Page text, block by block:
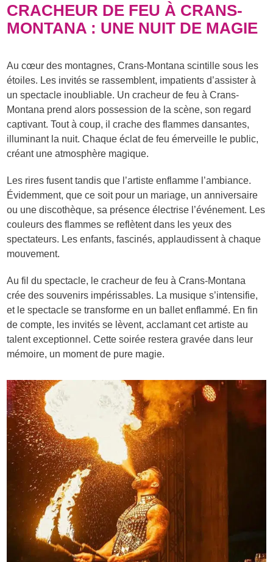
CRACHEUR DE FEU À CRANS-
MONTANA : UNE NUIT DE MAGIE
Au cœur des montagnes, Crans-Montana scintille sous les
étoiles. Les invités se rassemblent, impatients d’assister à
un spectacle inoubliable. Un cracheur de feu à Crans-
Montana prend alors possession de la scène, son regard
captivant. Tout à coup, il crache des flammes dansantes,
illuminant la nuit. Chaque éclat de feu émerveille le public,
créant une atmosphère magique.
Les rires fusent tandis que l’artiste enflamme l’ambiance.
Évidemment, que ce soit pour un mariage, un anniversaire
ou une discothèque, sa présence électrise l’événement. Les
couleurs des flammes se reflètent dans les yeux des
spectateurs. Les enfants, fascinés, applaudissent à chaque
mouvement.
Au fil du spectacle, le cracheur de feu à Crans-Montana
crée des souvenirs impérissables. La musique s’intensifie,
et le spectacle se transforme en un ballet enflammé. En fin
de compte, les invités se lèvent, acclamant cet artiste au
talent exceptionnel. Cette soirée restera gravée dans leur
mémoire, un moment de pure magie.